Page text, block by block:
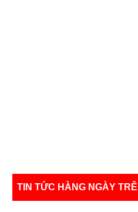
TIN TỨC HÀNG NGÀY